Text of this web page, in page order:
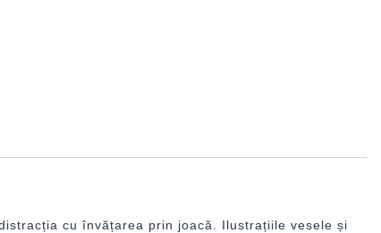
cu învățarea prin joacă. Ilustrațiile vesele și